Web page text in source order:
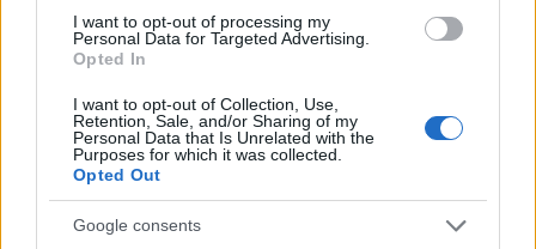
I want to opt-out of processing my
Personal Data for Targeted Advertising.
Opted In
I want to opt-out of Collection, Use,
Retention, Sale, and/or Sharing of my
Personal Data that Is Unrelated with the
Purposes for which it was collected.
Opted Out
Google consents
daGoogle News
Condividi l'articolo